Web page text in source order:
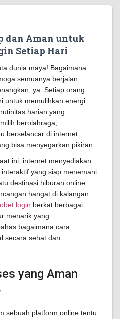
dan Aman untuk
Setiap Hari
dunia maya! Bagaimana
semuanya berjalan
ya. Setiap orang
untuk memulihkan energi
harian yang
berolahraga,
berselancar di internet
bisa menyegarkan pikiran.
ini, internet menyediakan
yang siap menemani
destinasi hiburan online
hangat di kalangan
login berkat berbagai
menarik yang
bagaimana cara
secara sehat dan
yang Aman
sebuah platform online tentu